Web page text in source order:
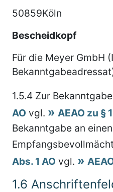
50859Köln
Bescheidkopf
Für die Meyer GmbH
1.5.4 Zur
AO vgl. AEAO zu §
Bekanntgabe an
Abs. 1 AO vgl.
1.6